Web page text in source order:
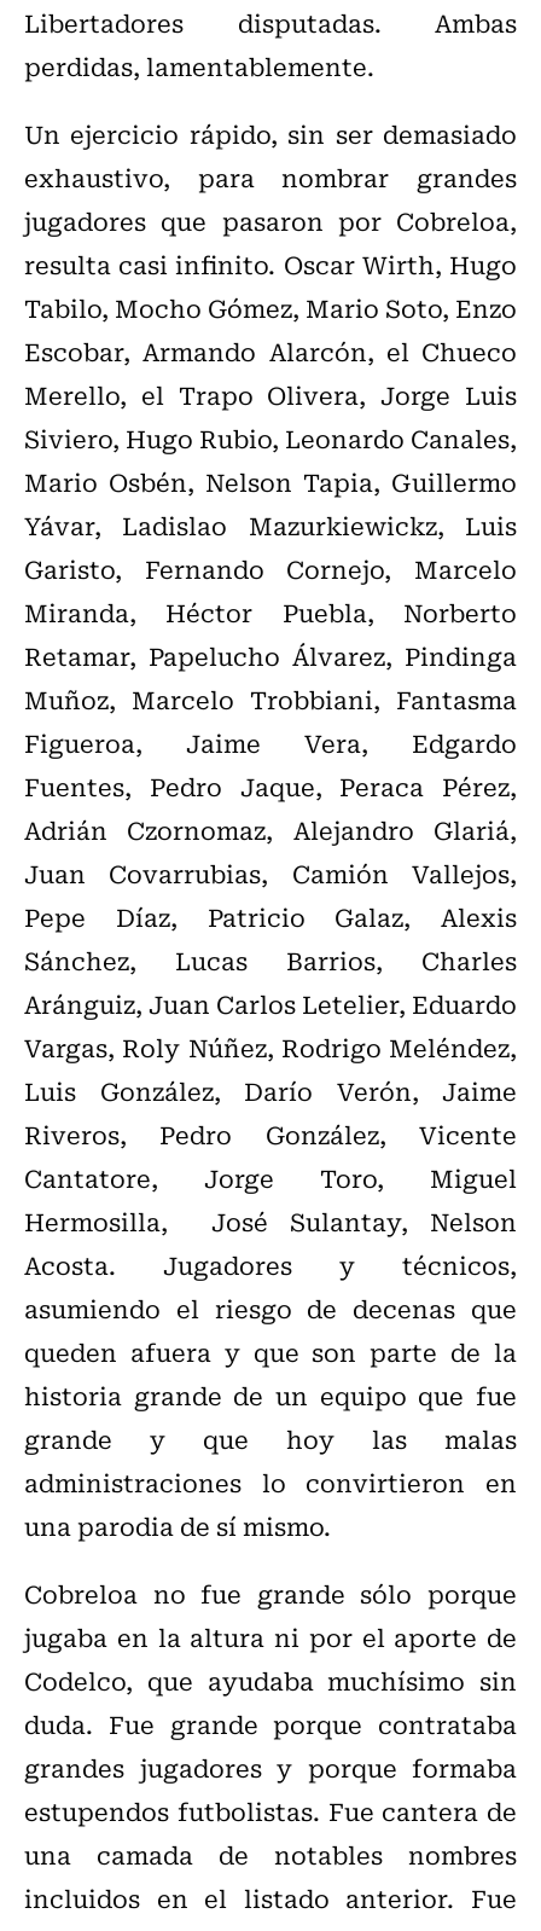
Libertadores disputadas. Ambas
perdidas, lamentablemente.
Un ejercicio rápido, sin ser demasiado
exhaustivo, para nombrar grandes
jugadores que pasaron por Cobreloa,
resulta casi infinito. Oscar Wirth, Hugo
Tabilo, Mocho Gómez, Mario Soto, Enzo
Escobar, Armando Alarcón, el Chueco
Merello, el Trapo Olivera, Jorge Luis
Siviero, Hugo Rubio, Leonardo Canales,
Mario Osbén, Nelson Tapia, Guillermo
Yávar, Ladislao Mazurkiewickz, Luis
Garisto, Fernando Cornejo, Marcelo
Miranda, Héctor Puebla, Norberto
Retamar, Papelucho Álvarez, Pindinga
Muñoz, Marcelo Trobbiani, Fantasma
Figueroa, Jaime Vera, Edgardo
Fuentes, Pedro Jaque, Peraca Pérez,
Adrián Czornomaz, Alejandro Glariá,
Juan Covarrubias, Camión Vallejos,
Pepe Díaz, Patricio Galaz, Alexis
Sánchez, Lucas Barrios, Charles
Aránguiz, Juan Carlos Letelier, Eduardo
Vargas, Roly Núñez, Rodrigo Meléndez,
Luis González, Darío Verón, Jaime
Riveros, Pedro González, Vicente
Cantatore, Jorge Toro, Miguel
Hermosilla, José Sulantay, Nelson
Acosta. Jugadores y técnicos,
asumiendo el riesgo de decenas que
queden afuera y que son parte de la
historia grande de un equipo que fue
grande y que hoy las malas
administraciones lo convirtieron en
una parodia de sí mismo.
Cobreloa no fue grande sólo porque
jugaba en la altura ni por el aporte de
Codelco, que ayudaba muchísimo sin
duda. Fue grande porque contrataba
grandes jugadores y porque formaba
estupendos futbolistas. Fue cantera de
una camada de notables nombres
incluidos en el listado anterior. Fue